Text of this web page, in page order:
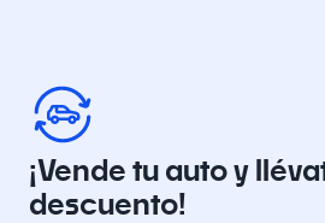
¡Vende tu auto y
descuento!